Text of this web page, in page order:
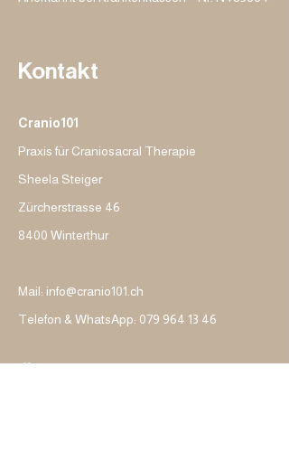
Kontakt
Cranio101
Praxis für Craniosacral Therapie
Sheela Steiger
Zürcherstrasse 46
8400 Winterthur
Mail: info@cranio101.ch
Telefon & WhatsApp: 079 964 13 46